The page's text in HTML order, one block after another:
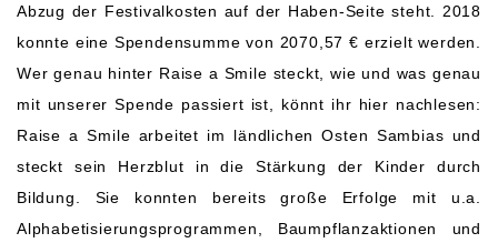
Abzug der Festivalkosten auf der Haben-Seite steht. 2018
konnte eine Spendensumme von 2070,57 € erzielt werden.
Wer genau hinter Raise a Smile steckt, wie und was genau
mit unserer Spende passiert ist, könnt ihr hier nachlesen:
Raise a Smile arbeitet im ländlichen Osten Sambias und
steckt sein Herzblut in die Stärkung der Kinder durch
Bildung. Sie konnten bereits große Erfolge mit u.a.
Alphabetisierungsprogrammen, Baumpflanzaktionen und